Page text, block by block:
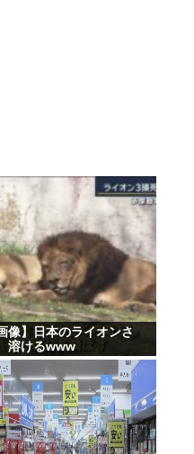
像】日本のライオンさ
溶けるwww